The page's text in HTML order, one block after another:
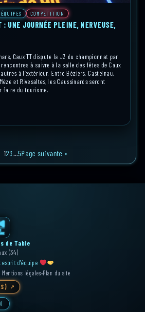
COMPÉTITION
: UNE JOURNÉE PLEINE, NERVEUSE,
Caux TT dispute la J3 du championnat par
à suivre à la salle des fêtes de Caux
à l’extérieur. Entre Béziers, Castelnau,
et Rivesaltes, les Caussinards seront
faire du tourisme.
123 …5Page suivante »
de Table
(34)
esprit d'équipe
Mentions légales•Plan du site